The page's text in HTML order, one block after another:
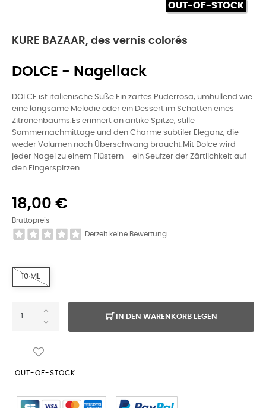
OUT-OF-STOCK
KURE BAZAAR, des vernis colorés
DOLCE - Nagellack
DOLCE ist italienische Süße.Ein zartes Puderrosa, umhüllend wie
eine langsame Melodie oder ein Dessert im Schatten eines
Zitronenbaums.Es erinnert an antike Spitze, stille
Sommernachmittage und den Charme subtiler Eleganz, die
weder Volumen noch Überschwang braucht.Mit Dolce wird
jeder Nagel zu einem Flüstern – ein Seufzer der Zärtlichkeit auf
den Fingerspitzen.
18,00 €
Bruttopreis
Derzeit keine Bewertung
10 ML
IN DEN WARENKORB LEGEN
OUT-OF-STOCK